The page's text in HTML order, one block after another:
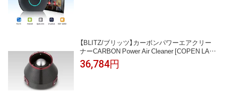
【BLITZ/ブリッツ】カーボンパワーエアクリー
ナーCARBON Power Air Cleaner [COPEN LA40
0K] 35225
36,784円